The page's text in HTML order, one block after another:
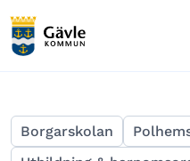
Borgarskolan